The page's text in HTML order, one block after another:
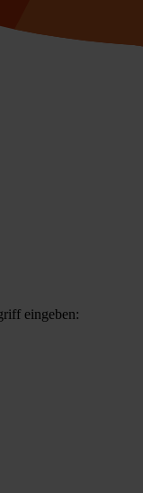
eingeben: